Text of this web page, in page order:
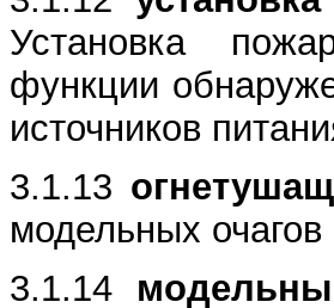
Установка
функции
источников
3.1.13
модельных
3.1.14